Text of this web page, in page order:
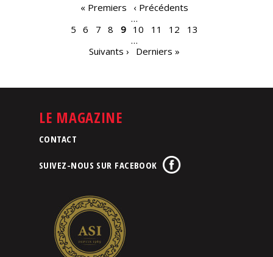
« Premiers
‹ Précédents
…
5
6 7 8 9 10 11 12
13
…
Suivants ›
Derniers »
LE MAGAZINE
CONTACT
SUIVEZ-NOUS SUR FACEBOOK